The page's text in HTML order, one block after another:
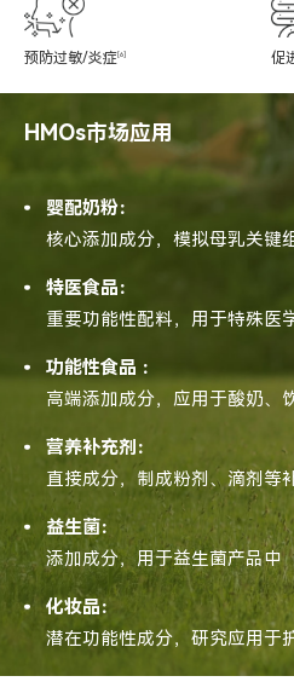
预防过敏/炎症[6] 促
HMOs市场应用
婴配奶粉：
核心添加成分，模拟母乳关键
特医食品：
重要功能性配料，用于特殊医
功能性食品 ：
高端添加成分，应用于酸奶、
营养补充剂：
直接成分，制成粉剂、滴剂等
益生菌：
添加成分，用于益生菌产品中
化妆品：
潜在功能性成分，研究应用于